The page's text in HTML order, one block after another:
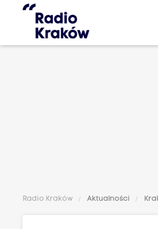
Radio Kraków Aktualności